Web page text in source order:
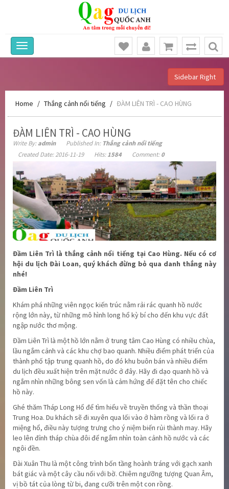
Sidebar Right
Home Thắng cảnh nổi tiếng ĐÀM LIÊN TRÌ - CAO HÙNG
ĐÀM LIÊN TRÌ - CAO HÙNG
Write By: admin Published In: Thắng cảnh nổi tiếng
Created Date: 2016-11-19
Hits: 1584 Comment: 0
Đầm Liên Trì là thắng cảnh nổi tiếng tại Cao Hùng. Nếu có cơ
hội du lịch Đài Loan, quý khách đừng bỏ qua danh thắng này
nhé!
Đầm Liên Trì
Khám phá những viên ngọc kiến trúc nằm rải rác quanh hồ nước
rộng lớn này, từ những mô hình long hổ kỳ bí cho đến khu vực đất
ngập nước thơ mộng.
Đầm Liên Trì là một hồ lớn nằm ở trung tâm Cao Hùng có nhiều chùa,
lầu ngắm cảnh và các khu chợ bao quanh. Nhiều điểm phát triển của
thành phố tập trung quanh hồ, do đó khu buôn bán và nhiều điểm
du lịch đều xuất hiện trên mặt nước ở đây. Hãy đi dạo quanh hồ và
ngắm nhìn những bông sen vốn là cảm hứng để đặt tên cho chiếc
hồ này.
Ghé thăm Tháp Long Hổ để tìm hiểu về truyền thống và thần thoại
Trung Hoa. Du khách sẽ đi xuyên qua lối vào ở hàm rồng và lối ra ở
miệng hổ, điều này tượng trưng cho ý niệm biến rủi thành may. Hãy
leo lên đỉnh tháp chùa đôi để ngắm nhìn toàn cảnh hồ nước và các
ngôi đền.
Đài Xuân Thu là một công trình bốn tầng hoành tráng với gạch xanh
bát giác và một cây cầu nối với bờ. Chiêm ngưỡng tượng Quan Âm,
vị bồ tát của lòng từ bi, đang cưỡi trên một con rồng.